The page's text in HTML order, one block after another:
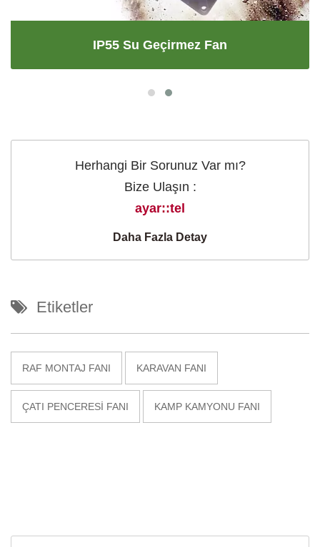
IP55 Su Geçirmez Fan
Herhangi Bir Sorunuz Var mı?
Bize Ulaşın :
ayar::tel
Daha Fazla Detay
Etiketler
RAF MONTAJ FANI KARAVAN FANI
ÇATI PENCERESI FANI KAMP KAMYONU FANI